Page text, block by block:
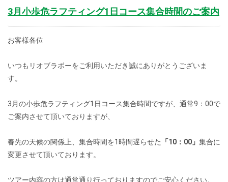
3月小歩危ラフティング1日コース集合時間のご案内
お客様各位
いつもリオブラボーをご利用いただき誠にありがとうございま
す。
3月の小歩危ラフティング1日コース集合時間ですが、通常9：00で
ご案内させて頂いておりますが、
春先の天候の関係上、集合時間を1時間遅らせた 「10：00」 集合に
変更させて頂いております。
ツアー内容の方は通常通り行っておりますのでご安心ください。